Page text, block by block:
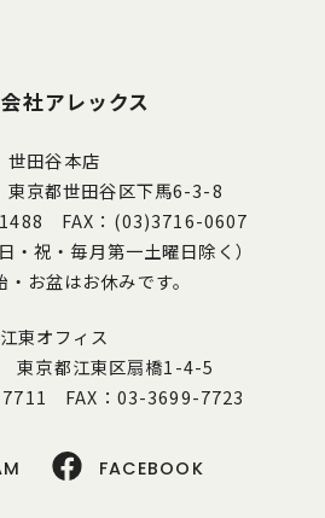
社アレックス
世田谷本店
京都世田谷区下馬6-3-8
FAX：(03)3716-0607
祝・毎月第一土曜日除く）
お盆はお休みです。
江東オフィス
京都江東区扇橋1-4-5
FAX：03-3699-7723
FACEBOOK